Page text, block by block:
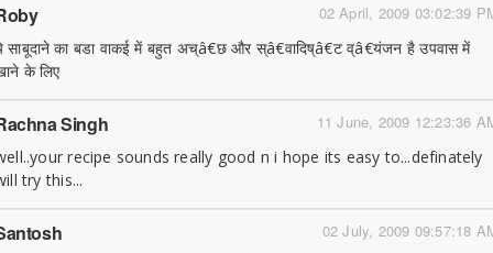
02 April, 2009 03:02:39
साबूदाने का बडा वाकई में बहुत अच्â€छ और स्â€वादिष्â€ट व्â€यंजन है उपवास में
के लिए
11 June, 2009 12:23:36
Singh
recipe sounds really good n i hope its easy to...definately
try this...
02 July, 2009 09:57:18